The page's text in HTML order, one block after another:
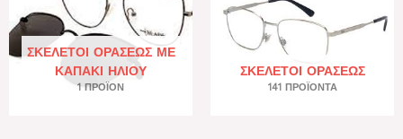
ΣΚΕΛΕΤΟΊ ΟΡΆΣΕΩΣ ΜΕ
ΚΑΠΆΚΙ ΗΛΊΟΥ
1 ΠΡΟΪΌΝ
ΣΚΕΛΕΤΟΊ ΟΡΆΣΕΩΣ
141 ΠΡΟΪΌΝΤΑ